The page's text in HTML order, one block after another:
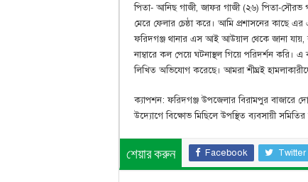
পিতা- আনিছ গাজী, জাফর গাজী (২৬) পিতা-সৌরভ
মেরে ফেলার চেষ্ঠা করে। আমি প্রশাসনের কাছে এর
ফরিদগঞ্জ থানার এস আই আউয়াল থেকে জানা যায়,
নাম্বারে কল পেয়ে ঘটনাস্থল গিয়ে পরিদর্শন করি।
লিখিত অভিযোগ করেছে। আমরা শীঘ্রই
ক্যাপশন: ফরিদগঞ্জ উপজেলার বিরামপুর বাজারে
উদ্যোগে বিক্ষোভ মিছিলে উপস্থিত ব্যবসায়ী
শেয়ার করুন Facebook Twitter